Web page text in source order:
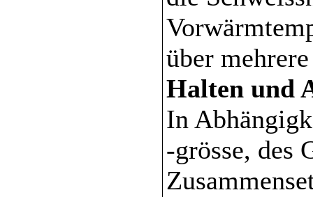
über
Halten und
In
-grösse, des